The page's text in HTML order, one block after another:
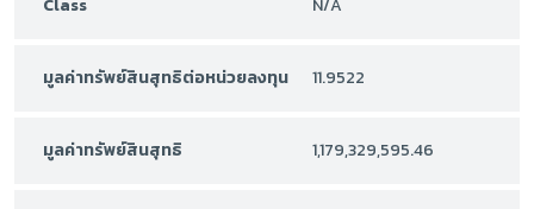
Class N/A
มูลค่าทรัพย์สินสุทธิต่อหน่วยลงทุน 11.9522
มูลค่าทรัพย์สินสุทธิ 1,179,329,595.46